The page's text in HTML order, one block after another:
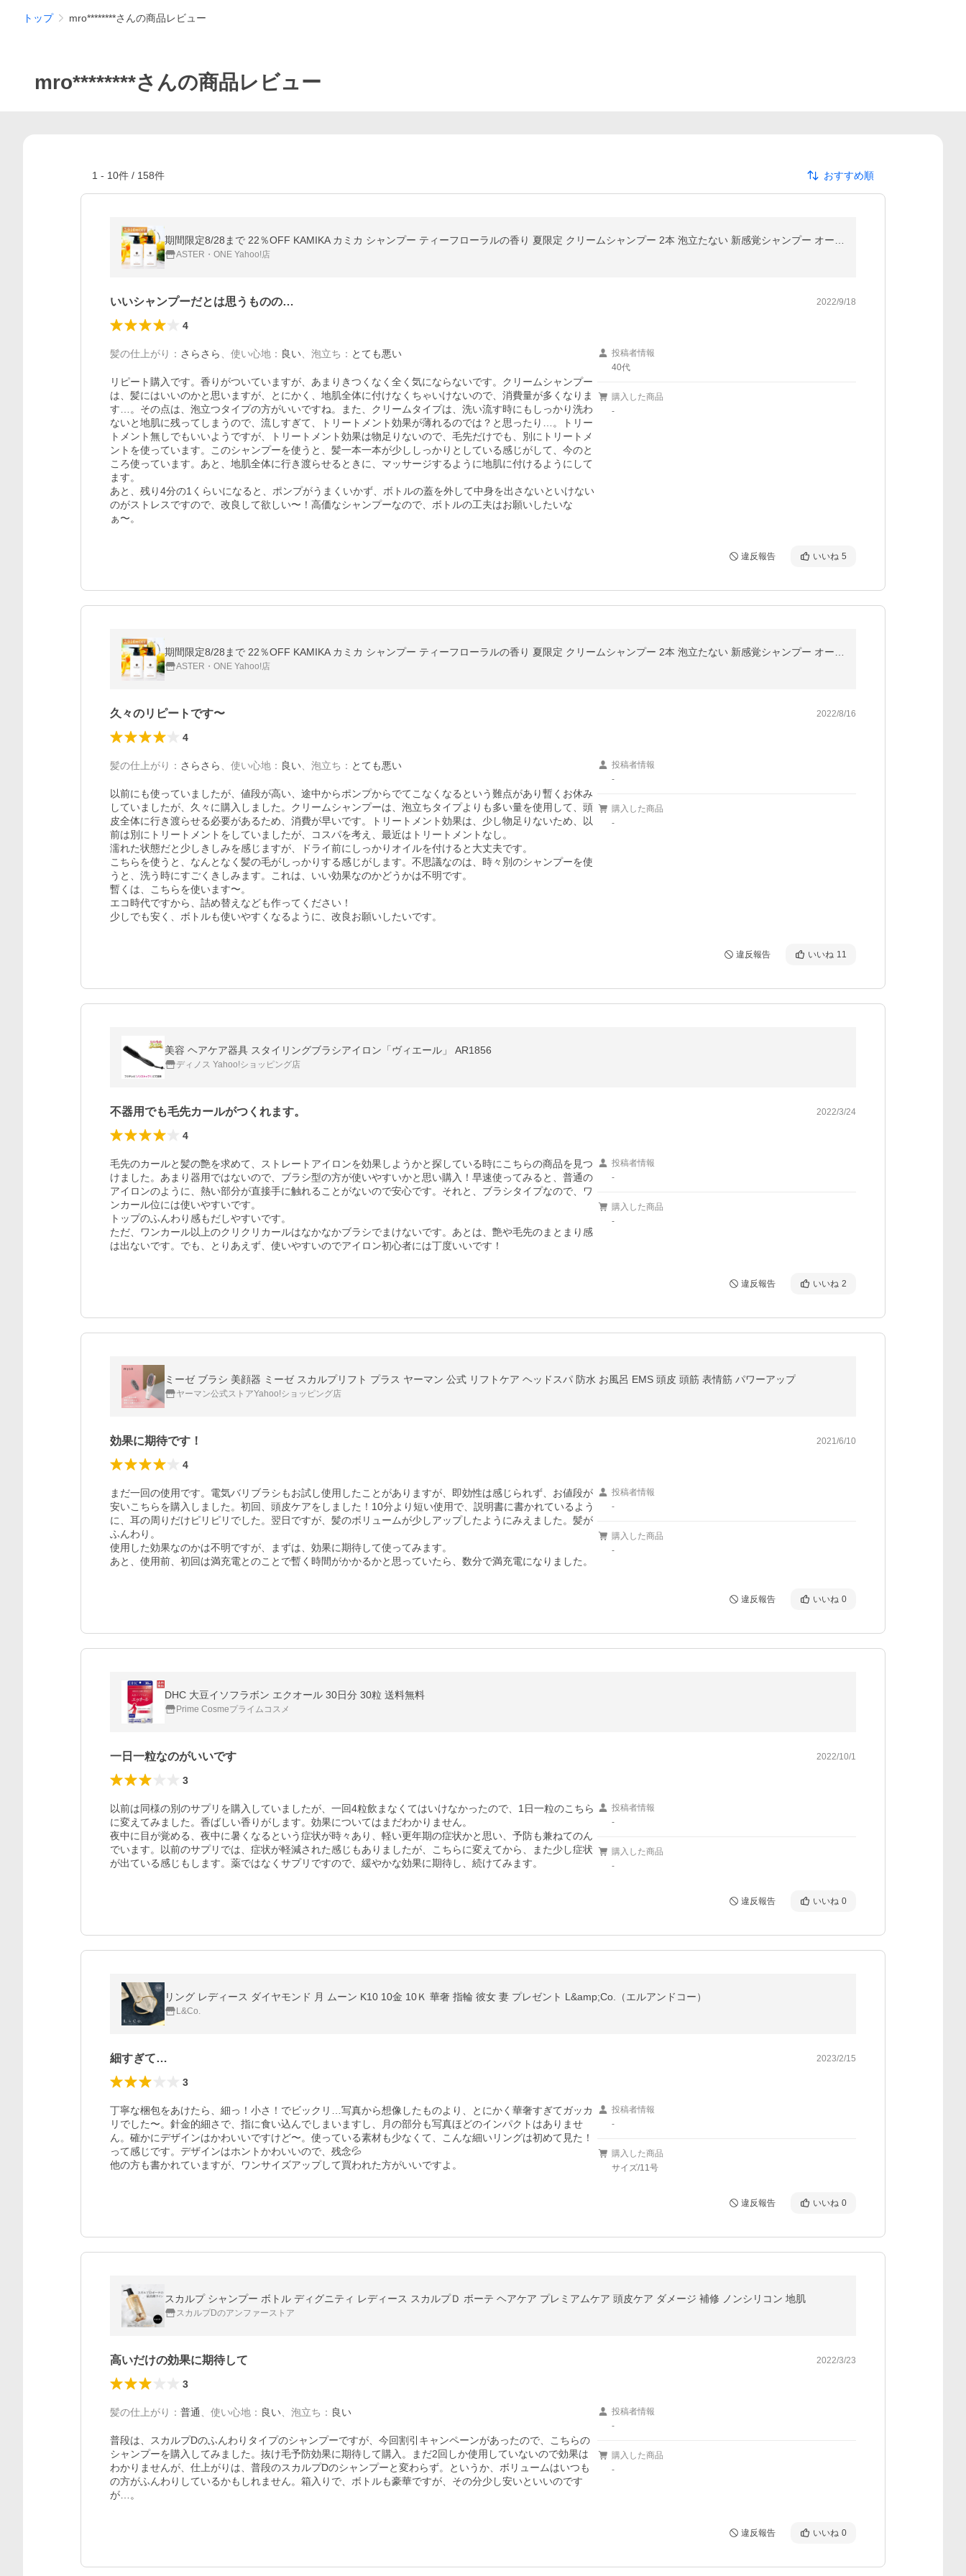
トップ mro********さんの商品レビュー
mro********さんの商品レビュー
1 - 10件 / 158件 おすすめ順
ASTER・ONE Yahoo!店
いいシャンプーだとは思うものの… 2022/9/18
4
髪の仕上がり ： さらさら 使い心地 ： 良い 泡立ち ： とても悪い
リピート購入です。香りがついていますが、あまりきつくなく全く気にならないです。クリームシャンプー
は、髪にはいいのかと思いますが、とにかく、地肌全体に付けなくちゃいけないので、消費量が多くなりま
す…。その点は、泡立つタイプの方がいいですね。また、クリームタイプは、洗い流す時にもしっかり洗わ
ないと地肌に残ってしまうので、流しすぎて、トリートメント効果が薄れるのでは？と思ったり…。トリー
トメント無しでもいいようですが、トリートメント効果は物足りないので、毛先だけでも、別にトリートメ
ントを使っています。このシャンプーを使うと、髪一本一本が少ししっかりとしている感じがして、今のと
ころ使っています。あと、地肌全体に行き渡らせるときに、マッサージするように地肌に付けるようにして
ます。
あと、残り4分の1くらいになると、ポンプがうまくいかず、ボトルの蓋を外して中身を出さないといけない
のがストレスですので、改良して欲しい〜！高価なシャンプーなので、ボトルの工夫はお願いしたいな
ぁ〜。
投稿者情報
40代
購入した商品
-
違反報告 いいね 5
ASTER・ONE Yahoo!店
久々のリピートです〜 2022/8/16
4
髪の仕上がり ： さらさら 使い心地 ： 良い 泡立ち ： とても悪い
以前にも使っていましたが、値段が高い、途中からポンプからでてこなくなるという難点があり暫くお休み
していましたが、久々に購入しました。クリームシャンプーは、泡立ちタイプよりも多い量を使用して、頭
皮全体に行き渡らせる必要があるため、消費が早いです。トリートメント効果は、少し物足りないため、以
前は別にトリートメントをしていましたが、コスパを考え、最近はトリートメントなし。
濡れた状態だと少しきしみを感じますが、ドライ前にしっかりオイルを付けると大丈夫です。
こちらを使うと、なんとなく髪の毛がしっかりする感じがします。不思議なのは、時々別のシャンプーを使
うと、洗う時にすごくきしみます。これは、いい効果なのかどうかは不明です。
暫くは、こちらを使います〜。
エコ時代ですから、詰め替えなども作ってください！
少しでも安く、ボトルも使いやすくなるように、改良お願いしたいです。
投稿者情報
-
購入した商品
-
違反報告 いいね 11
美容 ヘアケア器具 スタイリングブラシアイロン「ヴィエール」 AR1856
ディノス Yahoo!ショッピング店
不器用でも毛先カールがつくれます。 2022/3/24
4
毛先のカールと髪の艶を求めて、ストレートアイロンを効果しようかと探している時にこちらの商品を見つ
けました。あまり器用ではないので、ブラシ型の方が使いやすいかと思い購入！早速使ってみると、普通の
アイロンのように、熱い部分が直接手に触れることがないので安心です。それと、ブラシタイプなので、ワ
ンカール位には使いやすいです。
トップのふんわり感もだしやすいです。
ただ、ワンカール以上のクリクリカールはなかなかブラシでまけないです。あとは、艶や毛先のまとまり感
は出ないです。でも、とりあえず、使いやすいのでアイロン初心者には丁度いいです！
投稿者情報
-
購入した商品
-
違反報告 いいね 2
ミーゼ ブラシ 美顔器 ミーゼ スカルプリフト プラス ヤーマン 公式 リフトケア ヘッドスパ 防水 お風呂 EMS 頭皮 頭筋 表情筋 パワーアップ
ヤーマン公式ストアYahoo!ショッピング店
効果に期待です！ 2021/6/10
4
まだ一回の使用です。電気バリブラシもお試し使用したことがありますが、即効性は感じられず、お値段が
安いこちらを購入しました。初回、頭皮ケアをしました！10分より短い使用で、説明書に書かれているよう
に、耳の周りだけピリピリでした。翌日ですが、髪のボリュームが少しアップしたようにみえました。髪が
ふんわり。
使用した効果なのかは不明ですが、まずは、効果に期待して使ってみます。
あと、使用前、初回は満充電とのことで暫く時間がかかるかと思っていたら、数分で満充電になりました。
投稿者情報
-
購入した商品
-
違反報告 いいね 0
DHC 大豆イソフラボン エクオール 30日分 30粒 送料無料
Prime Cosmeプライムコスメ
一日一粒なのがいいです 2022/10/1
3
以前は同様の別のサプリを購入していましたが、一回4粒飲まなくてはいけなかったので、1日一粒のこちら
に変えてみました。香ばしい香りがします。効果についてはまだわかりません。
夜中に目が覚める、夜中に暑くなるという症状が時々あり、軽い更年期の症状かと思い、予防も兼ねてのん
でいます。以前のサプリでは、症状が軽減された感じもありましたが、こちらに変えてから、また少し症状
が出ている感じもします。薬ではなくサプリですので、緩やかな効果に期待し、続けてみます。
投稿者情報
-
購入した商品
-
違反報告 いいね 0
リング レディース ダイヤモンド 月 ムーン K10 10金 10Ｋ 華奢 指輪 彼女 妻 プレゼント L&amp;Co.（エルアンドコー）
L&Co.
細すぎて… 2023/2/15
3
丁寧な梱包をあけたら、細っ！小さ！でビックリ…写真から想像したものより、とにかく華奢すぎてガッカ
リでした〜。針金的細さで、指に食い込んでしまいますし、月の部分も写真ほどのインパクトはありませ
ん。確かにデザインはかわいいですけど〜。使っている素材も少なくて、こんな細いリングは初めて見た！
って感じです。デザインはホントかわいいので、残念💦
他の方も書かれていますが、ワンサイズアップして買われた方がいいですよ。
投稿者情報
-
購入した商品
サイズ/11号
違反報告 いいね 0
スカルプ シャンプー ボトル ディグニティ レディース スカルプＤ ボーテ ヘアケア プレミアムケア 頭皮ケア ダメージ 補修 ノンシリコン 地肌
スカルプDのアンファーストア
高いだけの効果に期待して 2022/3/23
3
髪の仕上がり ： 普通 使い心地 ： 良い 泡立ち ： 良い
普段は、スカルプDのふんわりタイプのシャンプーですが、今回割引キャンペーンがあったので、こちらの
シャンプーを購入してみました。抜け毛予防効果に期待して購入。まだ2回しか使用していないので効果は
わかりませんが、仕上がりは、普段のスカルプDのシャンプーと変わらず。というか、ボリュームはいつも
の方がふんわりしているかもしれません。箱入りで、ボトルも豪華ですが、その分少し安いといいのです
が…。
投稿者情報
-
購入した商品
-
違反報告 いいね 0